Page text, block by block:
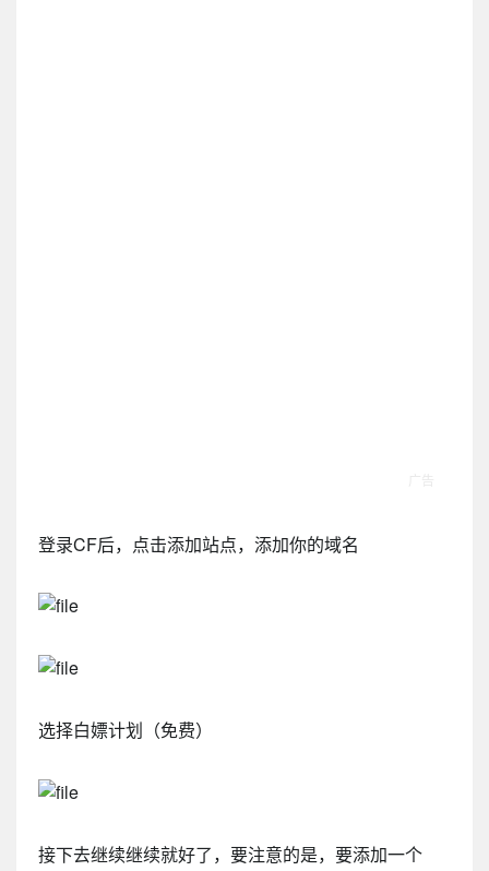
登录CF后，点击添加站点，添加你的域名
选择白嫖计划（免费）
接下去继续继续就好了，要注意的是，要添加一个